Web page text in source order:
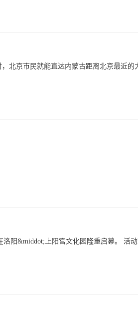
北京市民就能直达内蒙古距离北京最近的
洛阳&middot;上阳宫文化园隆重启幕。 活